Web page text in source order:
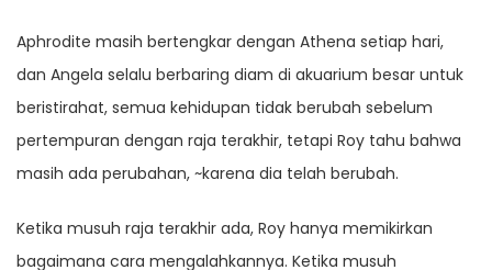
Aphrodite masih bertengkar dengan Athena setiap hari,
dan Angela selalu berbaring diam di akuarium besar untuk
beristirahat, semua kehidupan tidak berubah sebelum
pertempuran dengan raja terakhir, tetapi Roy tahu bahwa
masih ada perubahan, ~karena dia telah berubah.
Ketika musuh raja terakhir ada, Roy hanya memikirkan
bagaimana cara mengalahkannya. Ketika musuh